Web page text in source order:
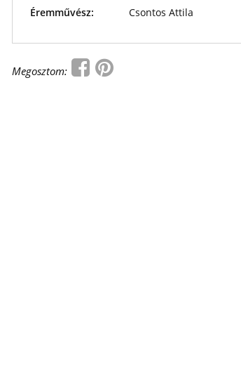
Éremművész:
Csontos Attila
Megosztom: